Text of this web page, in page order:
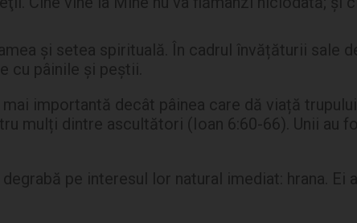
și setea spirituală. În cadrul învățăturii sale
cu pâinile și peștii.
importantă decât pâinea care dă viață
mulți dintre ascultători (Ioan 6:60-66). Unii
pe interesul lor natural imediat: hrana.